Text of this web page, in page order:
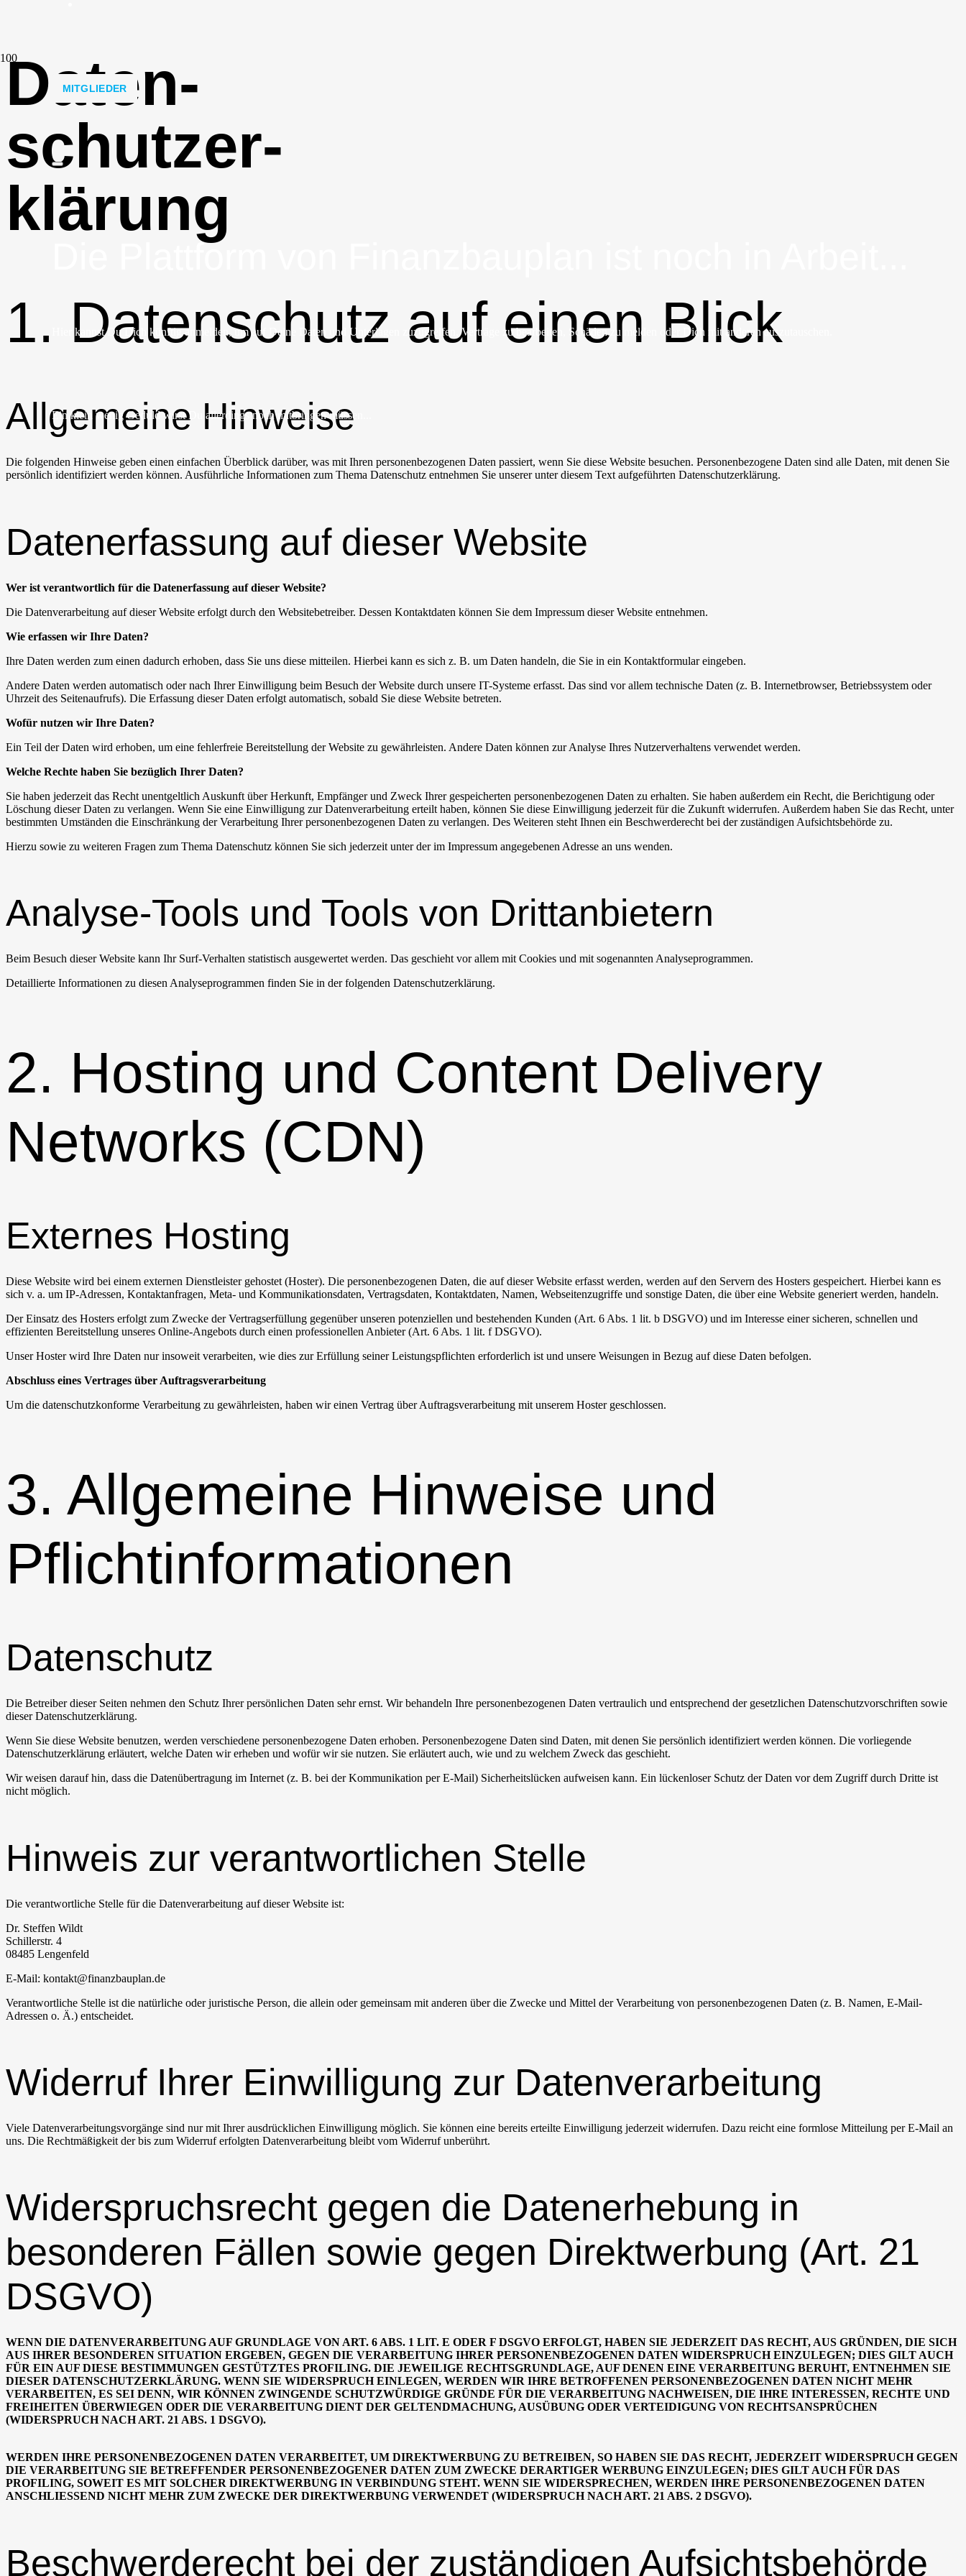
MITGLIEDER
Die Plattform von Finanzbauplan ist noch in Arbeit...
Hier kannst Du Dich künftig anmelden, um auf Deine Daten und Unterlagen zuzugreifen, Verträge zu bearbeiten, Schäden zu melden oder Dich mit anderen auszutauschen.
Ein klein wenig Geduld wirst Du allerdings noch mitbringen müssen...
Da­ten­
schutz­er­
klä­rung
1. Datenschutz auf einen Blick
Allgemeine Hinweise
Die folgenden Hinweise geben einen einfachen Überblick darüber, was mit Ihren personenbezogenen Daten passiert, wenn Sie diese Website besuchen. Personenbezogene Daten sind alle Daten, mit denen Sie
persönlich identifiziert werden können. Ausführliche Informationen zum Thema Datenschutz entnehmen Sie unserer unter diesem Text aufgeführten Datenschutzerklärung.
Datenerfassung auf dieser Website
Wer ist verantwortlich für die Datenerfassung auf dieser Website?
Die Datenverarbeitung auf dieser Website erfolgt durch den Websitebetreiber. Dessen Kontaktdaten können Sie dem Impressum dieser Website entnehmen.
Wie erfassen wir Ihre Daten?
Ihre Daten werden zum einen dadurch erhoben, dass Sie uns diese mitteilen. Hierbei kann es sich z. B. um Daten handeln, die Sie in ein Kontaktformular eingeben.
Andere Daten werden automatisch oder nach Ihrer Einwilligung beim Besuch der Website durch unsere IT-Systeme erfasst. Das sind vor allem technische Daten (z. B. Internetbrowser, Betriebssystem oder
Uhrzeit des Seitenaufrufs). Die Erfassung dieser Daten erfolgt automatisch, sobald Sie diese Website betreten.
Wofür nutzen wir Ihre Daten?
Ein Teil der Daten wird erhoben, um eine fehlerfreie Bereitstellung der Website zu gewährleisten. Andere Daten können zur Analyse Ihres Nutzerverhaltens verwendet werden.
Welche Rechte haben Sie bezüglich Ihrer Daten?
Sie haben jederzeit das Recht unentgeltlich Auskunft über Herkunft, Empfänger und Zweck Ihrer gespeicherten personenbezogenen Daten zu erhalten. Sie haben außerdem ein Recht, die Berichtigung oder
Löschung dieser Daten zu verlangen. Wenn Sie eine Einwilligung zur Datenverarbeitung erteilt haben, können Sie diese Einwilligung jederzeit für die Zukunft widerrufen. Außerdem haben Sie das Recht, unter
bestimmten Umständen die Einschränkung der Verarbeitung Ihrer personenbezogenen Daten zu verlangen. Des Weiteren steht Ihnen ein Beschwerderecht bei der zuständigen Aufsichtsbehörde zu.
Hierzu sowie zu weiteren Fragen zum Thema Datenschutz können Sie sich jederzeit unter der im Impressum angegebenen Adresse an uns wenden.
Analyse-Tools und Tools von Drittanbietern
Beim Besuch dieser Website kann Ihr Surf-Verhalten statistisch ausgewertet werden. Das geschieht vor allem mit Cookies und mit sogenannten Analyseprogrammen.
Detaillierte Informationen zu diesen Analyseprogrammen finden Sie in der folgenden Datenschutzerklärung.
2. Hosting und Content Delivery
Networks (CDN)
Externes Hosting
Diese Website wird bei einem externen Dienstleister gehostet (Hoster). Die personenbezogenen Daten, die auf dieser Website erfasst werden, werden auf den Servern des Hosters gespeichert. Hierbei kann es
sich v. a. um IP-Adressen, Kontaktanfragen, Meta- und Kommunikationsdaten, Vertragsdaten, Kontaktdaten, Namen, Webseitenzugriffe und sonstige Daten, die über eine Website generiert werden, handeln.
Der Einsatz des Hosters erfolgt zum Zwecke der Vertragserfüllung gegenüber unseren potenziellen und bestehenden Kunden (Art. 6 Abs. 1 lit. b DSGVO) und im Interesse einer sicheren, schnellen und
effizienten Bereitstellung unseres Online-Angebots durch einen professionellen Anbieter (Art. 6 Abs. 1 lit. f DSGVO).
Unser Hoster wird Ihre Daten nur insoweit verarbeiten, wie dies zur Erfüllung seiner Leistungspflichten erforderlich ist und unsere Weisungen in Bezug auf diese Daten befolgen.
Abschluss eines Vertrages über Auftragsverarbeitung
Um die datenschutzkonforme Verarbeitung zu gewährleisten, haben wir einen Vertrag über Auftragsverarbeitung mit unserem Hoster geschlossen.
3. Allgemeine Hinweise und
Pflichtinformationen
Datenschutz
Die Betreiber dieser Seiten nehmen den Schutz Ihrer persönlichen Daten sehr ernst. Wir behandeln Ihre personenbezogenen Daten vertraulich und entsprechend der gesetzlichen Datenschutzvorschriften sowie
dieser Datenschutzerklärung.
Wenn Sie diese Website benutzen, werden verschiedene personenbezogene Daten erhoben. Personenbezogene Daten sind Daten, mit denen Sie persönlich identifiziert werden können. Die vorliegende
Datenschutzerklärung erläutert, welche Daten wir erheben und wofür wir sie nutzen. Sie erläutert auch, wie und zu welchem Zweck das geschieht.
Wir weisen darauf hin, dass die Datenübertragung im Internet (z. B. bei der Kommunikation per E-Mail) Sicherheitslücken aufweisen kann. Ein lückenloser Schutz der Daten vor dem Zugriff durch Dritte ist
nicht möglich.
Hinweis zur verantwortlichen Stelle
Die verantwortliche Stelle für die Datenverarbeitung auf dieser Website ist:
Dr. Steffen Wildt
Schillerstr. 4
08485 Lengenfeld
E-Mail: kontakt@finanzbauplan.de
Verantwortliche Stelle ist die natürliche oder juristische Person, die allein oder gemeinsam mit anderen über die Zwecke und Mittel der Verarbeitung von personenbezogenen Daten (z. B. Namen, E-Mail-
Adressen o. Ä.) entscheidet.
Widerruf Ihrer Einwilligung zur Datenverarbeitung
Viele Datenverarbeitungsvorgänge sind nur mit Ihrer ausdrücklichen Einwilligung möglich. Sie können eine bereits erteilte Einwilligung jederzeit widerrufen. Dazu reicht eine formlose Mitteilung per E-Mail an
uns. Die Rechtmäßigkeit der bis zum Widerruf erfolgten Datenverarbeitung bleibt vom Widerruf unberührt.
Widerspruchsrecht gegen die Datenerhebung in
besonderen Fällen sowie gegen Direktwerbung (Art. 21
DSGVO)
WENN DIE DATENVERARBEITUNG AUF GRUNDLAGE VON ART. 6 ABS. 1 LIT. E ODER F DSGVO ERFOLGT, HABEN SIE JEDERZEIT DAS RECHT, AUS GRÜNDEN, DIE SICH
AUS IHRER BESONDEREN SITUATION ERGEBEN, GEGEN DIE VERARBEITUNG IHRER PERSONENBEZOGENEN DATEN WIDERSPRUCH EINZULEGEN; DIES GILT AUCH
FÜR EIN AUF DIESE BESTIMMUNGEN GESTÜTZTES PROFILING. DIE JEWEILIGE RECHTSGRUNDLAGE, AUF DENEN EINE VERARBEITUNG BERUHT, ENTNEHMEN SIE
DIESER DATENSCHUTZERKLÄRUNG. WENN SIE WIDERSPRUCH EINLEGEN, WERDEN WIR IHRE BETROFFENEN PERSONENBEZOGENEN DATEN NICHT MEHR
VERARBEITEN, ES SEI DENN, WIR KÖNNEN ZWINGENDE SCHUTZWÜRDIGE GRÜNDE FÜR DIE VERARBEITUNG NACHWEISEN, DIE IHRE INTERESSEN, RECHTE UND
FREIHEITEN ÜBERWIEGEN ODER DIE VERARBEITUNG DIENT DER GELTENDMACHUNG, AUSÜBUNG ODER VERTEIDIGUNG VON RECHTSANSPRÜCHEN
(WIDERSPRUCH NACH ART. 21 ABS. 1 DSGVO).
WERDEN IHRE PERSONENBEZOGENEN DATEN VERARBEITET, UM DIREKTWERBUNG ZU BETREIBEN, SO HABEN SIE DAS RECHT, JEDERZEIT WIDERSPRUCH GEGEN
DIE VERARBEITUNG SIE BETREFFENDER PERSONENBEZOGENER DATEN ZUM ZWECKE DERARTIGER WERBUNG EINZULEGEN; DIES GILT AUCH FÜR DAS
PROFILING, SOWEIT ES MIT SOLCHER DIREKTWERBUNG IN VERBINDUNG STEHT. WENN SIE WIDERSPRECHEN, WERDEN IHRE PERSONENBEZOGENEN DATEN
ANSCHLIESSEND NICHT MEHR ZUM ZWECKE DER DIREKTWERBUNG VERWENDET (WIDERSPRUCH NACH ART. 21 ABS. 2 DSGVO).
Beschwerderecht bei der zuständigen Aufsichtsbehörde